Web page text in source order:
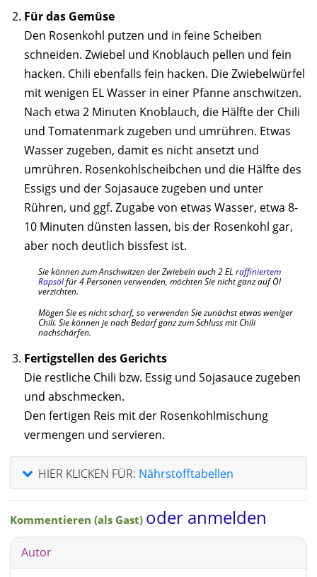
Für das Gemüse
Den Rosenkohl putzen und in feine Scheiben
schneiden. Zwiebel und Knoblauch pellen und fein
hacken. Chili ebenfalls fein hacken. Die Zwiebelwürfel
mit wenigen EL Wasser in einer Pfanne anschwitzen.
Nach etwa 2 Minuten Knoblauch, die Hälfte der Chili
und Tomatenmark zugeben und umrühren. Etwas
Wasser zugeben, damit es nicht ansetzt und
umrühren. Rosenkohlscheibchen und die Hälfte des
Essigs und der Sojasauce zugeben und unter
Rühren, und ggf. Zugabe von etwas Wasser, etwa 8-
10 Minuten dünsten lassen, bis der Rosenkohl gar,
aber noch deutlich bissfest ist.
Sie können zum Anschwitzen der Zwiebeln auch 2 EL raffiniertem
Rapsölfür 4 Personen verwenden, möchten Sie nicht ganz auf Öl
verzichten.
Mögen Sie es nicht scharf, so verwenden Sie zunächst etwas weniger
Chili. Sie können je nach Bedarf ganz zum Schluss mit Chili
nachschärfen.
Fertigstellen des Gerichts
Die restliche Chili bzw. Essig und Sojasauce zugeben
und abschmecken.
Den fertigen Reis mit der Rosenkohlmischung
vermengen und servieren.
HIER KLICKEN FÜR: Nährstofftabellen
Kommentieren (als Gast) oder anmelden
Autor